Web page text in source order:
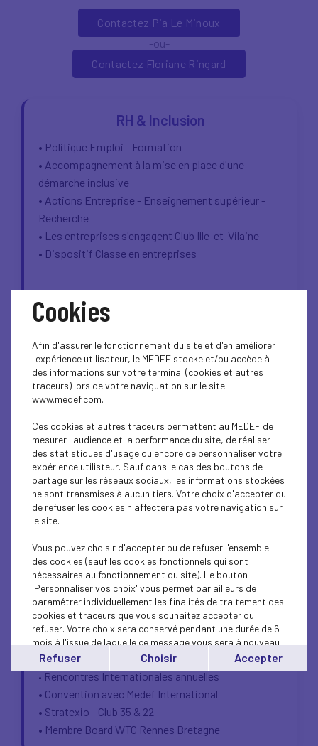
Contactez Pia Le Minoux
-ou-
Contactez Floriane Ringard
RH & Inclusion
• Politique Emploi - Formation
• Accompagnement à la mise en place d'une
démarche inclusive
• Actions Entreprise - Enseignement supérieur -
Recherche
• Les entreprises s'engagent Club Ille-et-Vilaine
• Dispositif Classe en entreprises
Contactez Sabrina Chantepie
Santé Sécurité
•Conseils individualisés
• Ateliers thématiques entre opérationnels
• Journées de prévention
• Veille réglementaire mensuelle
Contactez Matthieu Bathedou
International
• Rencontres Internationales annuelles
• Convention avec Medef International
• Stratexio - Club 35 & 22
• Membre Board WTC Rennes Bretagne
Cookies
Afin d'assurer le fonctionnement du site et d'en améliorer
l'expérience utilisateur, le MEDEF stocke et/ou accède à
des informations sur votre terminal (cookies et autres
traceurs) lors de votre naviguation sur le site
www.medef.com.
Ces cookies et autres traceurs permettent au MEDEF de
mesurer l'audience et la performance du site, de réaliser
des statistiques d'usage ou encore de personnaliser votre
expérience utilisteur. Sauf dans le cas des boutons de
partage sur les réseaux sociaux, les informations stockées
ne sont transmises à aucun tiers. Votre choix d'accepter ou
de refuser les cookies n'affectera pas votre navigation sur
le site.
Vous pouvez choisir d'accepter ou de refuser l'ensemble
des cookies (sauf les cookies fonctionnels qui sont
nécessaires au fonctionnement du site). Le bouton
'Personnaliser vos choix' vous permet par ailleurs de
paramétrer individuellement les finalités de traitement des
cookies et traceurs que vous souhaitez accepter ou
refuser. Votre choix sera conservé pendant une durée de 6
mois à l'issue de laquelle ce message vous sera à nouveau
affiché..
Vous pouvez modifier votre choix à tout moment en
cliquant sur le lien'cookies'en bas de page.
Refuser Choisir Accepter